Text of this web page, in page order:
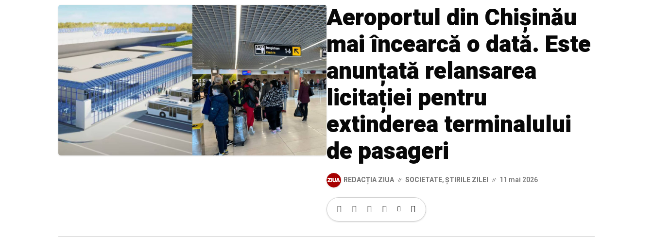
Aeroportul din Chișinău
mai încearcă o dată. Este
anunțată relansarea
licitației pentru
extinderea terminalului
de pasageri
REDACȚIA ZIUA SOCIETATE,ȘTIRILE ZILEI 11 mai 2026